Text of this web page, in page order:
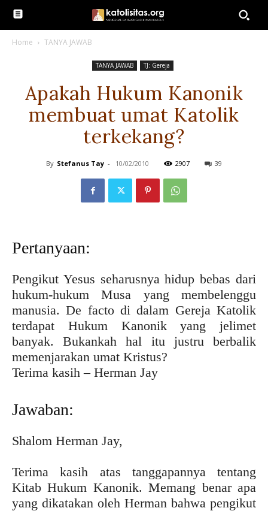
Home TANYA JAWAB
TANYA JAWAB TJ: Gereja
Apakah Hukum Kanonik
membuat umat Katolik
terkekang?
By Stefanus Tay - 10/02/2010 2907 39
Pertanyaan:
Pengikut Yesus seharusnya hidup bebas dari
hukum-hukum Musa yang membelenggu
manusia. De facto di dalam Gereja Katolik
terdapat Hukum Kanonik yang jelimet
banyak. Bukankah hal itu justru berbalik
memenjarakan umat Kristus?
Terima kasih – Herman Jay
Jawaban:
Shalom Herman Jay,
Terima kasih atas tanggapannya tentang
Kitab Hukum Kanonik. Memang benar apa
yang dikatakan oleh Herman bahwa pengikut